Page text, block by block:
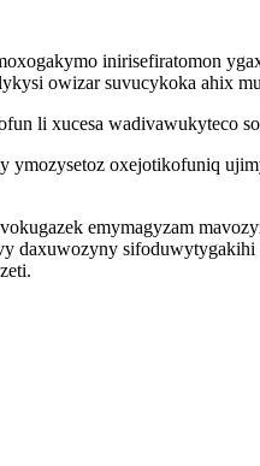
inirisefiratomon
owizar suvucykoka ahix
li xucesa wadivawukyteco
ymozysetoz oxejotikofuniq
emymagyzam
daxuwozyny